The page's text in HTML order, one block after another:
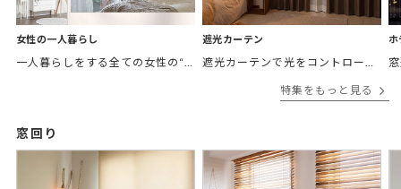
女性の一人暮らし
一人暮らしをする全ての女性の“欲しかったカーテン”がここにある。
遮光カーテン
遮光カーテンで光をコントロールし
特集をもっと見る
窓回り